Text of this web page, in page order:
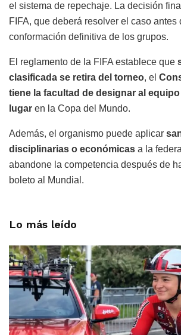
el sistema de repechaje. La decisión
FIFA, que deberá resolver el caso antes
conformación definitiva de los grupos.
El reglamento de la FIFA establece que
clasificada se retira del torneo, el
tiene la facultad de designar al
lugar en la Copa del Mundo.
Además, el organismo puede aplicar
disciplinarias o económicas a la
abandone la competencia después de
boleto al Mundial.
Lo más leído